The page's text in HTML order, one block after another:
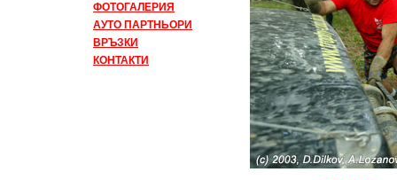
ФОТОГАЛЕРИЯ
АУТО ПАРТНЬОРИ
ВРЪЗКИ
КОНТАКТИ